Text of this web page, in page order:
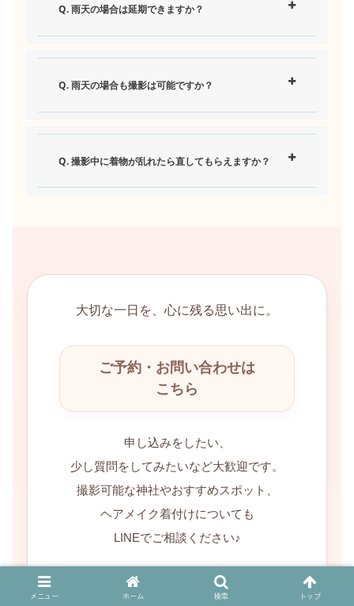
Q. 雨天の場合は延期できますか？
Q. 雨天の場合も撮影は可能ですか？
Q. 撮影中に着物が乱れたら直してもらえますか？
大切な一日を、心に残る思い出に。
ご予約・お問い合わせは
こちら
申し込みをしたい、
少し質問をしてみたいなど大歓迎です。
撮影可能な神社やおすすめスポット、
ヘアメイク着付けについても
LINEでご相談ください♪
メニュー ホーム 検索 トップ